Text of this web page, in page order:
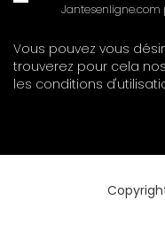
Jantesenligne.com
Vous pouvez vous
trouverez pour cela
les conditions